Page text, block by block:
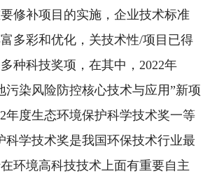
修补项目的实施，企业技术标准
多彩和优化，关技术性/项目已得
种科技奖项，在其中，2022年
污染风险防控核心技术与应用”新项
年度生态环境保护科学技术奖一等
科学技术奖是我国环保技术行业最
环境高科技技术上面有重要自主